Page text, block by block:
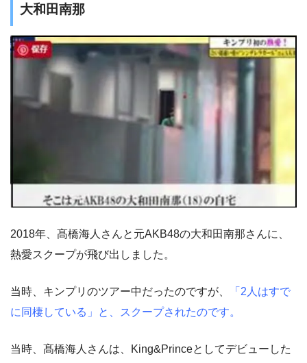
大和田南那
2018年、髙橋海人さんと元AKB48の大和田南那さんに、
熱愛スクープが飛び出しました。
当時、キンプリのツアー中だったのですが、
「2人はすで
に同棲している」と、スクープされたのです。
当時、髙橋海人さんは、King&Princeとしてデビューした